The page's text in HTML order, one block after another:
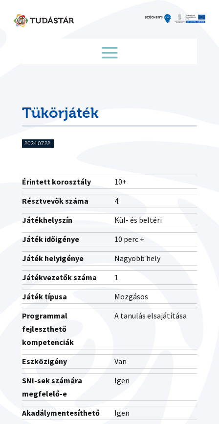
content
Tükörjáték
2024.07.22.
Érintett korosztály
10+
Résztvevők száma
4
Játékhelyszín
Kül- és beltéri
Játék időigénye
10 perc +
Játék helyigénye
Nagyobb hely
Játékvezetők száma
1
Játék típusa
Mozgásos
Programmal
fejleszthető
kompetenciák
A tanulás elsajátítása
Eszközigény
Van
SNI-sek számára
megfelelő-e
Igen
Akadálymentesíthető
Igen